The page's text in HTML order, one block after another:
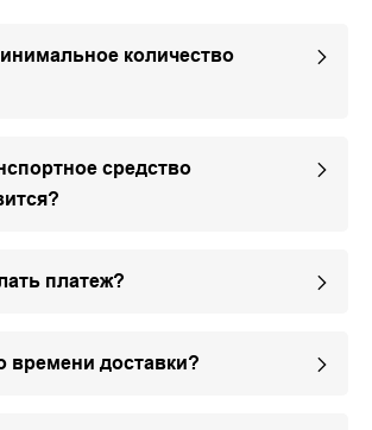
количество
средство
платеж?
времени доставки?